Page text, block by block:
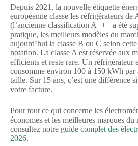
Depuis 2021, la nouvelle étiquette
européenne classe les réfrigérateurs de
(l’ancienne classification A+++ a été
pratique, les meilleurs modèles du
aujourd’hui la classe B ou C selon
notation. La classe A est réservée aux
efficients et reste rare. Un réfrigérateur
consomme environ 100 à 150 kWh par
taille. Sur 15 ans, c’est une différence
votre facture.
Pour tout ce qui concerne les
économes et les meilleures marques du
consultez notre guide complet des
2026.